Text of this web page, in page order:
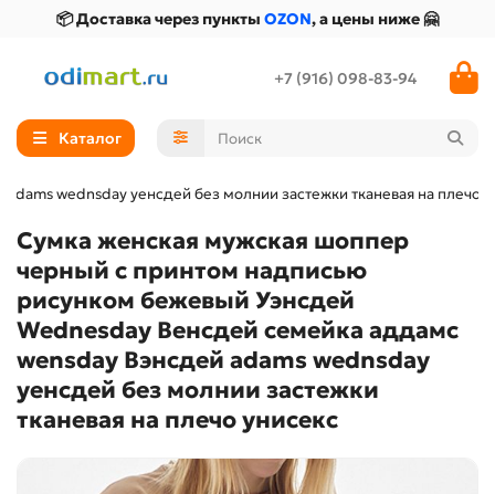
📦 Доставка через пункты OZON, а цены ниже 🤗
+7 (916) 098-83-94
Каталог
wednsday уенсдей без молнии застежки тканевая на плечо
Сумка женская мужская шоппер
черный с принтом надписью
рисунком бежевый Уэнсдей
Wednesday Венсдей семейка аддамс
wensday Вэнсдей adams wednsday
уенсдей без молнии застежки
тканевая на плечо унисекс